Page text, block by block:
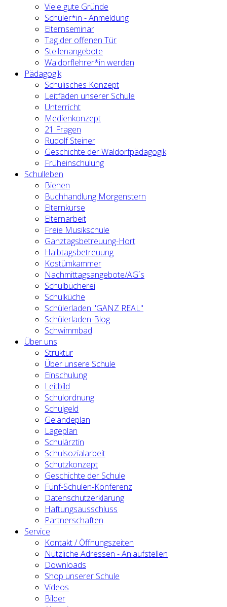
Viele gute Gründe
Schüler*in - Anmeldung
Elternseminar
Tag der offenen Tür
Stellenangebote
Waldorflehrer*in werden
Pädagogik
Schulisches Konzept
Leitfäden unserer Schule
Unterricht
Medienkonzept
21 Fragen
Rudolf Steiner
Geschichte der Waldorfpädagogik
Früheinschulung
Schulleben
Bienen
Buchhandlung Morgenstern
Elternkurse
Elternarbeit
Freie Musikschule
Ganztagsbetreuung-Hort
Halbtagsbetreuung
Kostümkammer
Nachmittagsangebote/AG´s
Schulbücherei
Schulküche
Schülerladen "GANZ REAL"
Schülerladen-Blog
Schwimmbad
Über uns
Struktur
Über unsere Schule
Einschulung
Leitbild
Schulordnung
Schulgeld
Geländeplan
Lageplan
Schulärztin
Schulsozialarbeit
Schutzkonzept
Geschichte der Schule
Fünf-Schulen-Konferenz
Datenschutzerklärung
Haftungsausschluss
Partnerschaften
Service
Kontakt / Öffnungszeiten
Nützliche Adressen - Anlaufstellen
Downloads
Shop unserer Schule
Videos
Bilder